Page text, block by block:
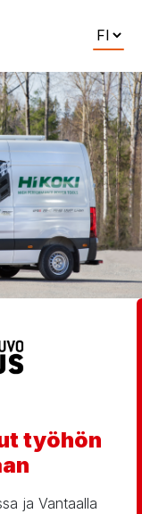
työhön
ja Vantaalla